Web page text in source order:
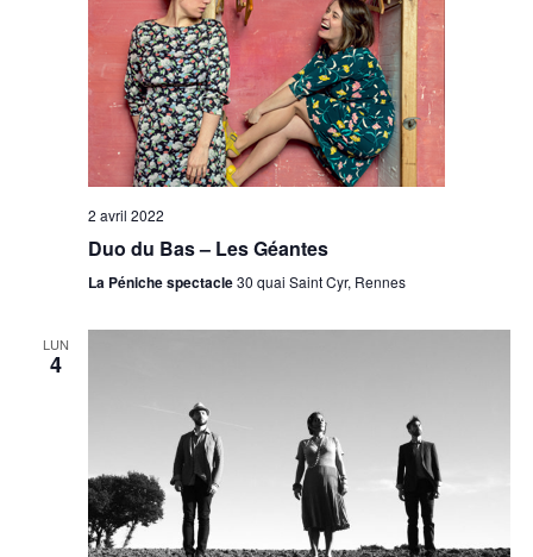
2 avril 2022
Duo du Bas – Les Géantes
La Péniche spectacle30 quai Saint Cyr, Rennes
LUN
4